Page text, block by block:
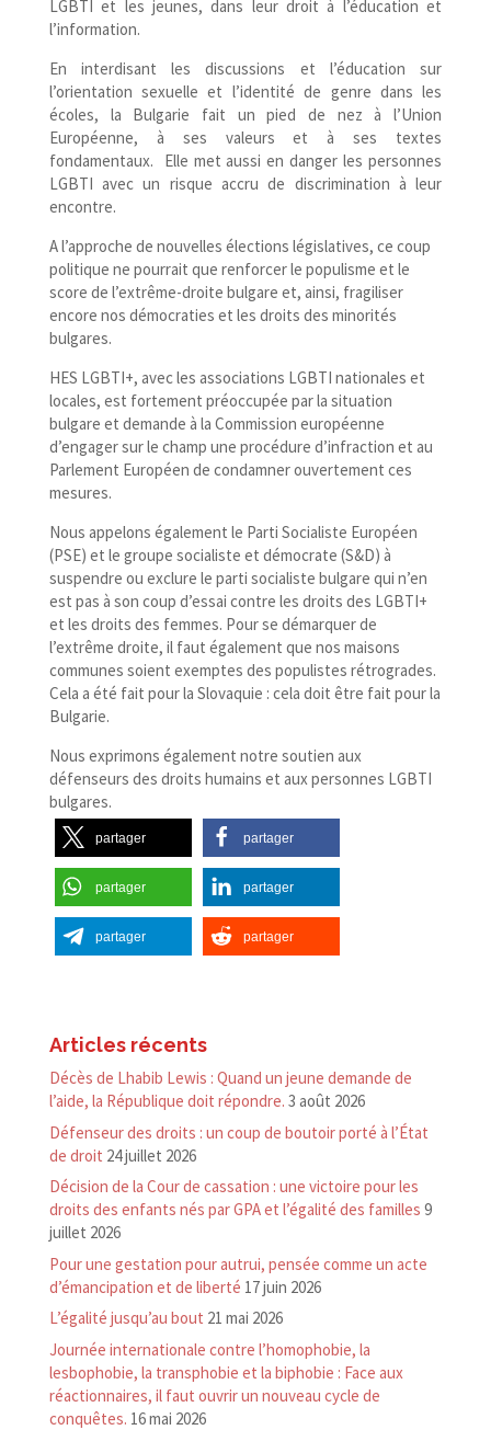
LGBTI et les jeunes, dans leur droit à l’éducation et
l’information.
En interdisant les discussions et l’éducation sur
l’orientation sexuelle et l’identité de genre dans les
écoles, la Bulgarie fait un pied de nez à l’Union
Européenne, à ses valeurs et à ses textes
fondamentaux. Elle met aussi en danger les personnes
LGBTI avec un risque accru de discrimination à leur
encontre.
A l’approche de nouvelles élections législatives, ce coup
politique ne pourrait que renforcer le populisme et le
score de l’extrême-droite bulgare et, ainsi, fragiliser
encore nos démocraties et les droits des minorités
bulgares.
HES LGBTI+, avec les associations LGBTI nationales et
locales, est fortement préoccupée par la situation
bulgare et demande à la Commission européenne
d’engager sur le champ une procédure d’infraction et au
Parlement Européen de condamner ouvertement ces
mesures.
Nous appelons également le Parti Socialiste Européen
(PSE) et le groupe socialiste et démocrate (S&D) à
suspendre ou exclure le parti socialiste bulgare qui n’en
est pas à son coup d’essai contre les droits des LGBTI+
et les droits des femmes. Pour se démarquer de
l’extrême droite, il faut également que nos maisons
communes soient exemptes des populistes rétrogrades.
Cela a été fait pour la Slovaquie : cela doit être fait pour la
Bulgarie.
Nous exprimons également notre soutien aux
défenseurs des droits humains et aux personnes LGBTI
bulgares.
partager partager
partager partager
partager partager
Articles récents
Décès de Lhabib Lewis : Quand un jeune demande de
l’aide, la République doit répondre. 3 août 2026
Défenseur des droits : un coup de boutoir porté à l’État
de droit 24 juillet 2026
Décision de la Cour de cassation : une victoire pour les
droits des enfants nés par GPA et l’égalité des familles 9
juillet 2026
Pour une gestation pour autrui, pensée comme un acte
d’émancipation et de liberté 17 juin 2026
L’égalité jusqu’au bout 21 mai 2026
Journée internationale contre l’homophobie, la
lesbophobie, la transphobie et la biphobie : Face aux
réactionnaires, il faut ouvrir un nouveau cycle de
conquêtes. 16 mai 2026